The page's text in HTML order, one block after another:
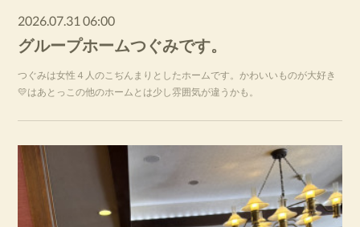
2026.07.31 06:00
グループホームつぐみです。
つぐみは女性４人のこぢんまりとしたホームです。かわいいものが大好き
💛はあとっこの他のホームとは少し雰囲気が違うかも。